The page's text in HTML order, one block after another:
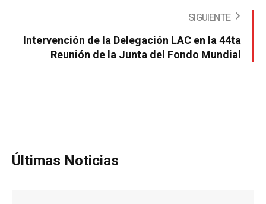
SIGUIENTE
Intervención de la Delegación LAC en la 44ta
Reunión de la Junta del Fondo Mundial
Últimas Noticias